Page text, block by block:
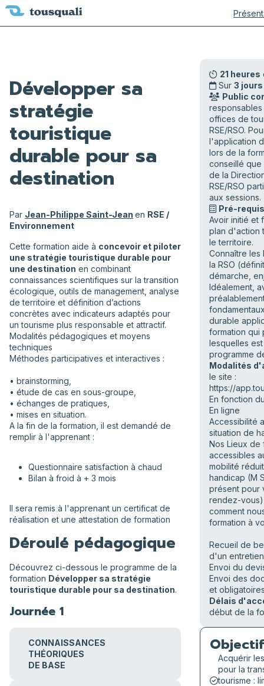
Développer sa
stratégie
touristique
durable pour sa
destination
Par Jean-Philippe Saint-Jean en RSE /
Environnement
Cette formation aide à concevoir et piloter
une stratégie touristique durable pour
une destination en combinant
connaissances scientifiques sur la transition
écologique, outils de management, analyse
de territoire et définition d’actions
concrètes avec indicateurs adaptés pour
un tourisme plus responsable et attractif.
Modalités pédagogiques et moyens
techniques
Méthodes participatives et interactives :
• brainstorming,
• étude de cas en sous-groupe,
• échanges de pratiques,
• mises en situation.
A la fin de la formation, il est demandé de
remplir à l'apprenant :
Questionnaire satisfaction à chaud
Bilan à froid à + 3 mois
Il sera remis à l'apprenant un certificat de
réalisation et une attestation de formation
Déroulé pédagogique
Découvrez ci-dessous le programme de la
formation Développer sa stratégie
touristique durable pour sa destination.
Journée 1
CONNAISSANCES
THÉORIQUES
DE BASE
21 heures
Sur 3 jours
Public
offices de
RSE/RSO.
l'application
lors de la
conseillé
de la
RSE/RSO
aux sessions.
Pré-
Avoir initié et
plan d'action
le territoire.
Connaître
la RSO
démarche,
Idéalement,
durable
formation qui
lesquelles
programme
Modalités
le site :
https://
En fonction
En ligne
Accessibilité
situation de
Nos Lieux de
accessibles
mobilité
handicap (M
présent pour
rendez-
comment
formation à
Recueil de
d'un
Envoi du
Envoi des
et
Délais
début de la
Acquérir
pour la
tourisme :